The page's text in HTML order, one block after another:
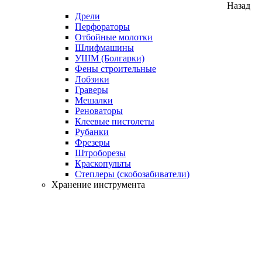
Назад
Дрели
Перфораторы
Отбойные молотки
Шлифмашины
УШМ (Болгарки)
Фены строительные
Лобзики
Граверы
Мешалки
Реноваторы
Клеевые пистолеты
Рубанки
Фрезеры
Штроборезы
Краскопульты
Степлеры (скобозабиватели)
Хранение инструмента